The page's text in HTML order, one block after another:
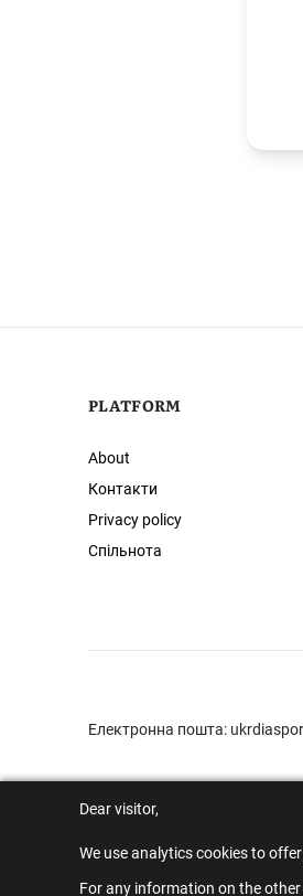
Dear visitor,
We use analytics cookies to
For any information on the
PLATFORM
About
Контакти
Privacy policy
Спільнота
Електронна пошта: